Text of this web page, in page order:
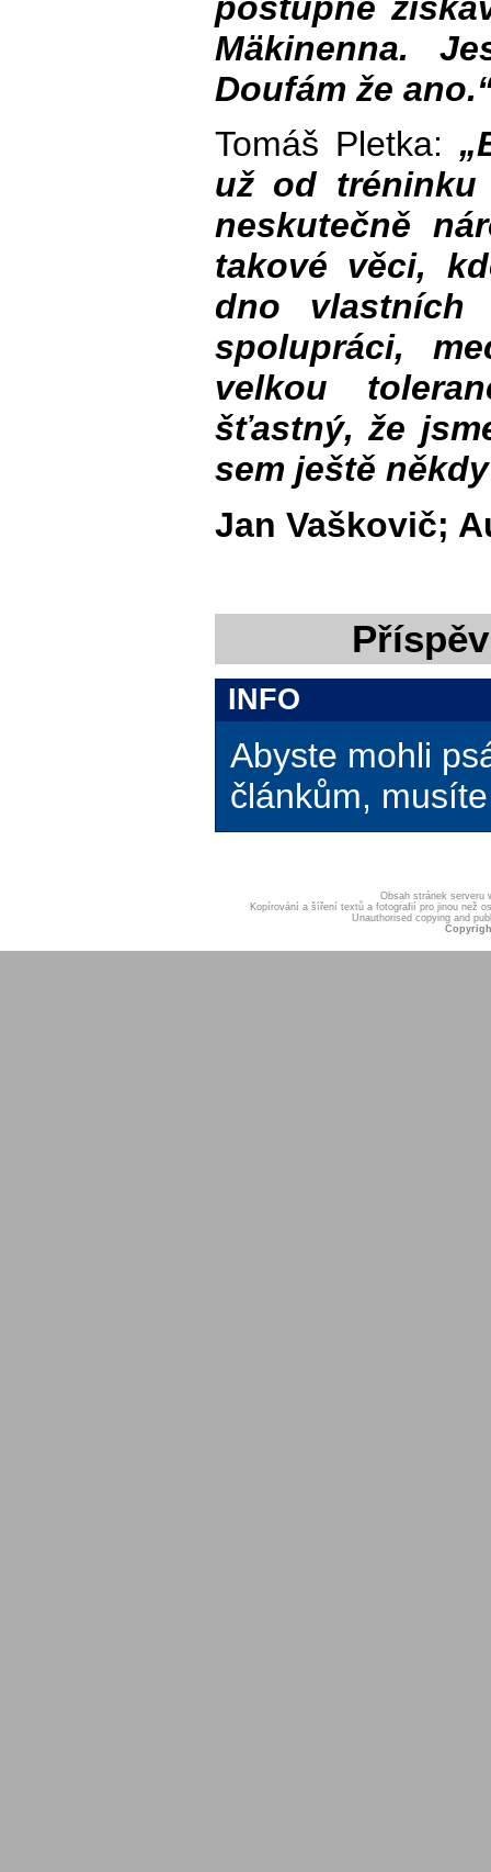
Mäkinenna.
Doufám že
Tomáš Pletka:
už od tréninku
neskutečně
takové věci,
dno
spolupráci,
velkou
šťastný, že
sem ještě
Jan Vaškovič;
INFO
Abyste mohli
článkům,
Obsah stránek serveru
Kopírování a šíření textů a fotografií pro jinou než
Unauthorised copying and